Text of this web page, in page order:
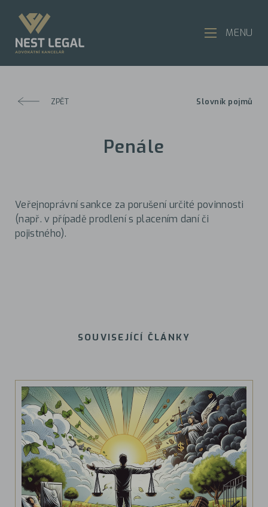
ZPĚT Slovník pojmů
Penále
Veřejnoprávní sankce za porušení určité povinnosti
(např. v případě prodlení s placením daní či
pojistného).
SOUVISEJÍCÍ ČLÁNKY
MENU